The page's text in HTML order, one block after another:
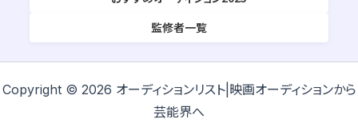
監修者一覧
Copyright © 2026 オーディションリスト|映画オーディションから
芸能界へ